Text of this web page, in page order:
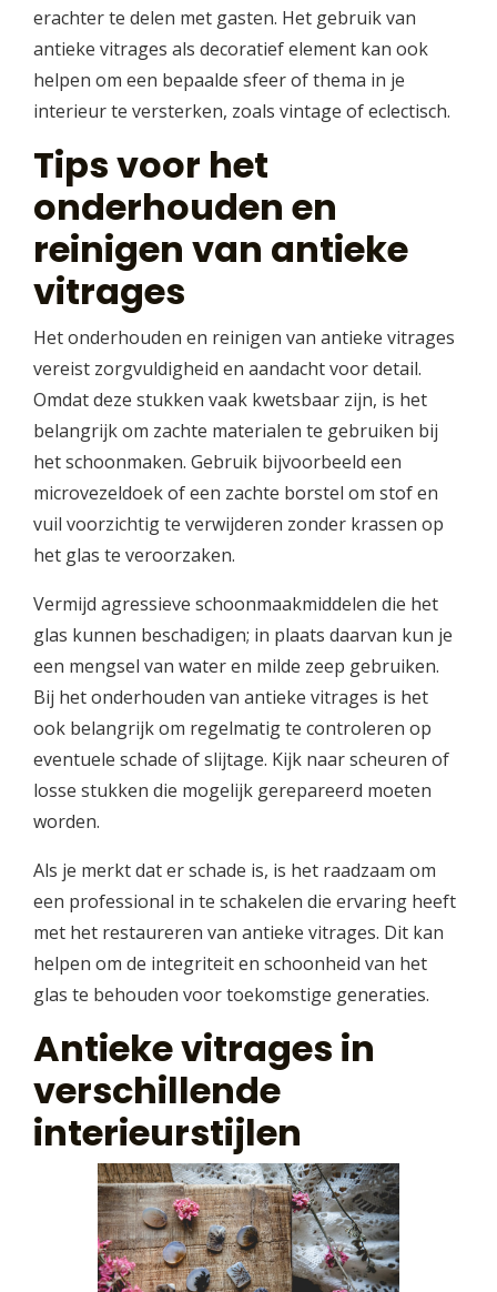
erachter te delen met gasten. Het gebruik van
antieke vitrages als decoratief element kan ook
helpen om een bepaalde sfeer of thema in je
interieur te versterken, zoals vintage of eclectisch.
Tips voor het
onderhouden en
reinigen van antieke
vitrages
Het onderhouden en reinigen van antieke vitrages
vereist zorgvuldigheid en aandacht voor detail.
Omdat deze stukken vaak kwetsbaar zijn, is het
belangrijk om zachte materialen te gebruiken bij
het schoonmaken. Gebruik bijvoorbeeld een
microvezeldoek of een zachte borstel om stof en
vuil voorzichtig te verwijderen zonder krassen op
het glas te veroorzaken.
Vermijd agressieve schoonmaakmiddelen die het
glas kunnen beschadigen; in plaats daarvan kun je
een mengsel van water en milde zeep gebruiken.
Bij het onderhouden van antieke vitrages is het
ook belangrijk om regelmatig te controleren op
eventuele schade of slijtage. Kijk naar scheuren of
losse stukken die mogelijk gerepareerd moeten
worden.
Als je merkt dat er schade is, is het raadzaam om
een professional in te schakelen die ervaring heeft
met het restaureren van antieke vitrages. Dit kan
helpen om de integriteit en schoonheid van het
glas te behouden voor toekomstige generaties.
Antieke vitrages in
verschillende
interieurstijlen